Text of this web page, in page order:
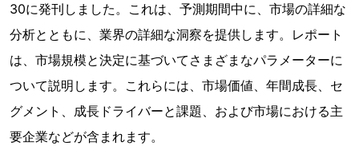
30に発刊しました。これは、予測期間中に、市場の詳細な
分析とともに、業界の詳細な洞察を提供します。レポート
は、市場規模と決定に基づいてさまざまなパラメーターに
ついて説明します。これらには、市場価値、年間成長、セ
グメント、成長ドライバーと課題、および市場における主
要企業などが含まれます。